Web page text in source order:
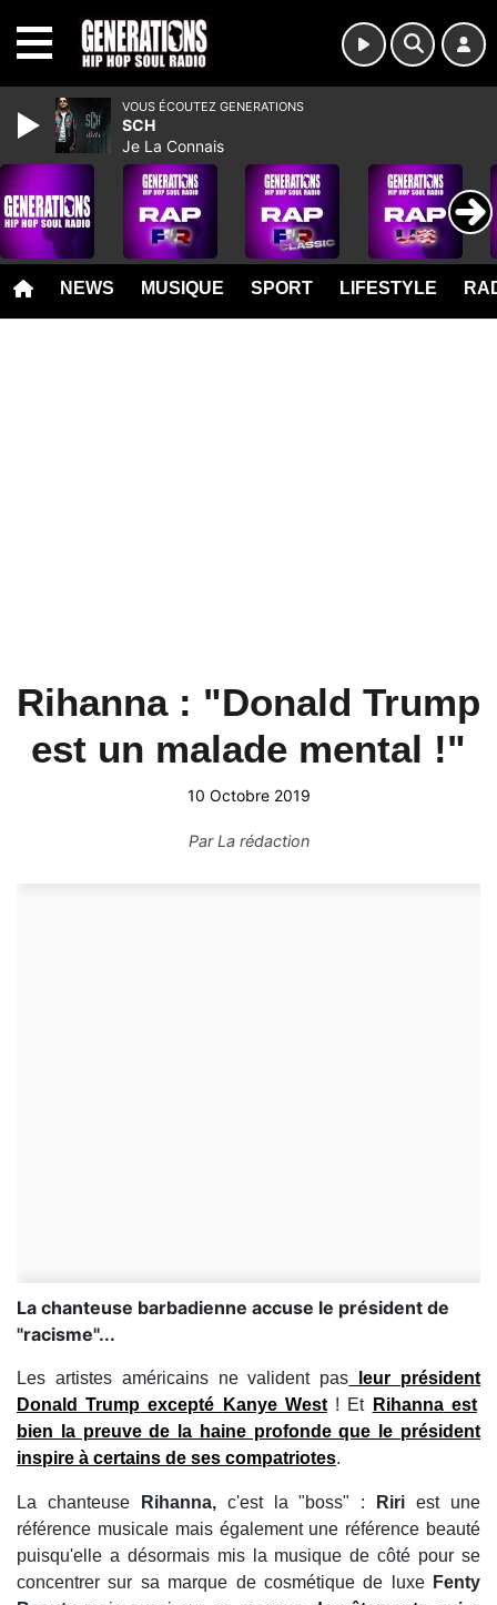
NEWS MUSIQUE SPORT LIFESTYLE
Rihanna : "Donald Trump
est un malade mental !"
10 Octobre 2019
ParLa rédaction
La chanteuse barbadienne accuse le président de
"racisme"...
Les artistes américains ne valident pas leur président
Donald Trump excepté Kanye West! Et Rihannaest
bien la preuve de la haine profonde que le président
inspire à certains de ses compatriotes.
La chanteuse Rihanna,c'est la "boss" : Riri est une
référence musicale mais également une référence beauté
puisqu'elle a désormais mis la musique de côté pour se
concentrer sur sa marque de cosmétique de luxe Fenty
VOUS ÉCOUTEZ GENERATIONS
SCH
Je La Connais